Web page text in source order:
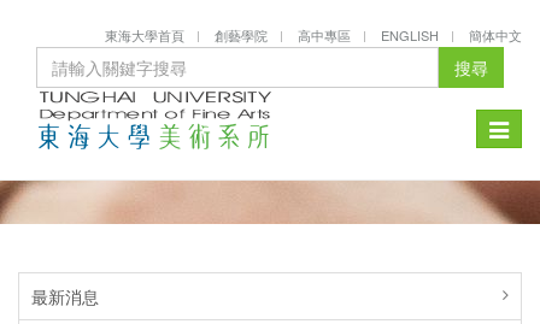
東海大學首頁 創藝學院 高中專區 ENGLISH 簡体中文
搜尋
Toggle
最新消息